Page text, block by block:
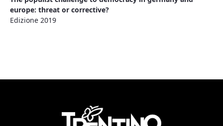
europe: threat or corrective?
Edizione 2019